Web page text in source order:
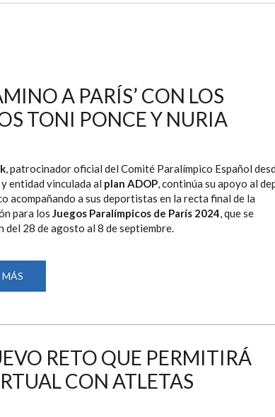
A PARÍS’ CON LOS
TONI PONCE Y NURIA
, patrocinador oficial del Comité Paralímpico Español
entidad vinculada al plan ADOP, continúa su apoyo al
acompañando a sus deportistas en la recta final de la
para los Juegos Paralímpicos de París 2024, que se
del 28 de agosto al 8 de septiembre.
MÁS
CIERRA
A
LOS
NADADORES
PARALÍMPICOS
TONI
RETO QUE PERMITIRÁ
CON ATLETAS